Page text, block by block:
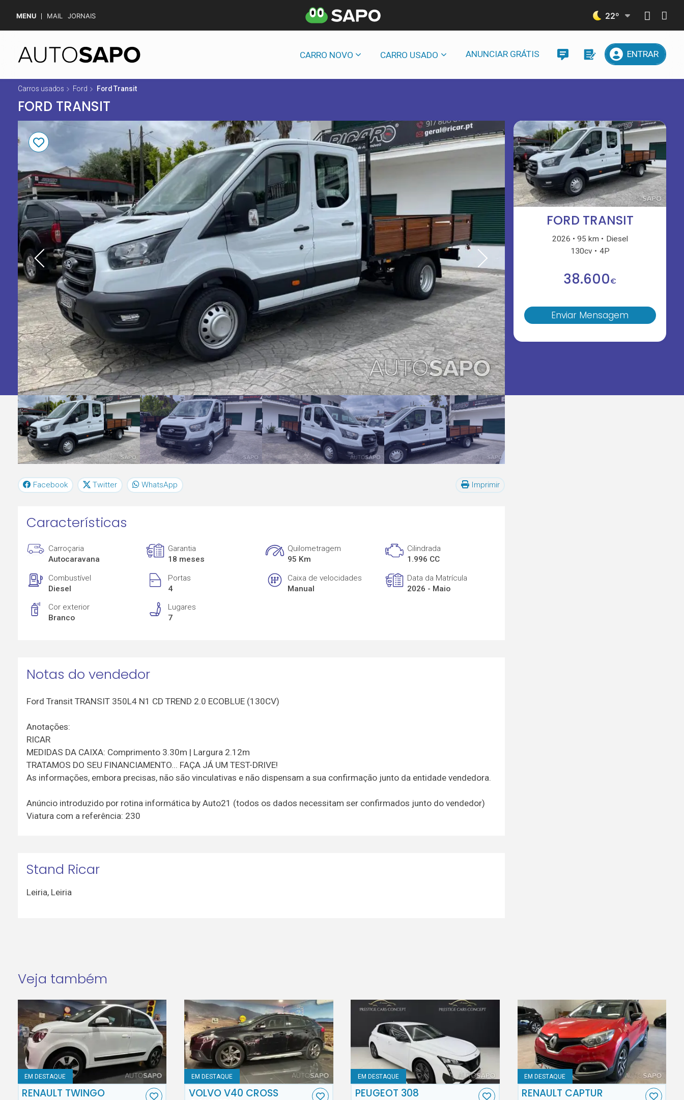
MENU MAIL JORNAIS 22º
CARRO NOVO CARRO USADO ANUNCIAR GRÁTIS ENTRAR
Carros usados Ford Ford Transit
FORD TRANSIT
FORD TRANSIT
2026 95 km
Diesel
130cv
4P
38.600€
Enviar Mensagem
Facebook Twitter WhatsApp Imprimir
Características
Carroçaria
Autocaravana
Garantia
18 meses
Quilometragem
95 Km
Cilindrada
1.996 CC
Combustível
Diesel
Portas
4
Caixa de velocidades
Manual
Data da Matrícula
2026 - Maio
Cor exterior
Branco
Lugares
7
Notas do vendedor
Ford Transit TRANSIT 350L4 N1 CD TREND 2.0 ECOBLUE (130CV)
Anotações:
RICAR
MEDIDAS DA CAIXA: Comprimento 3.30m | Largura 2.12m
TRATAMOS DO SEU FINANCIAMENTO... FAÇA JÁ UM TEST-DRIVE!
As informações, embora precisas, não são vinculativas e não dispensam a sua confirmação junto da entidade vendedora.
Anúncio introduzido por rotina informática by Auto21 (todos os dados necessitam ser confirmados junto do vendedor)
Viatura com a referência: 230
Stand Ricar
Leiria, Leiria
Veja também
EM DESTAQUE
RENAULT TWINGO
EM DESTAQUE
VOLVO V40 CROSS
EM DESTAQUE
PEUGEOT 308
EM DESTAQUE
RENAULT CAPTUR